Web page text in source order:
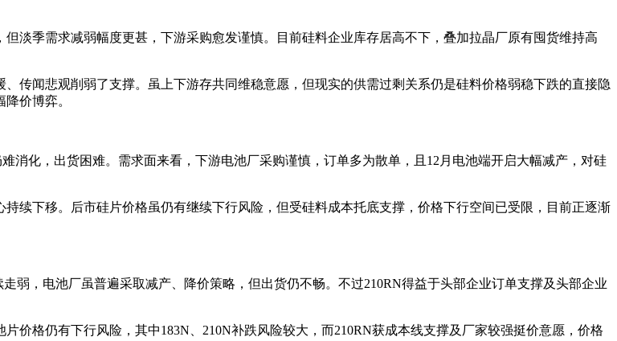
淡季需求减弱幅度更甚，下游采购愈发谨慎。目前硅料企业库存居高不下，叠加拉晶厂原有囤货维持高
传闻悲观削弱了支撑。虽上下游存共同维稳意愿，但现实的供需过剩关系仍是硅料价格弱稳下跌的直接隐
价博弈。
消化，出货困难。需求面来看，下游电池厂采购谨慎，订单多为散单，且12月电池端开启大幅减产，对硅
续下移。后市硅片价格虽仍有继续下行风险，但受硅料成本托底支撑，价格下行空间已受限，目前正逐渐
弱，电池厂虽普遍采取减产、降价策略，但出货仍不畅。不过210RN得益于头部企业订单支撑及头部企业
价格仍有下行风险，其中183N、210N补跌风险较大，而210RN获成本线支撑及厂家较强挺价意愿，价格